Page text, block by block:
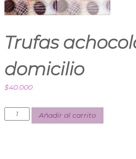
n
d
E
Trufas
domicilio
$40.000
Añadir al carrito